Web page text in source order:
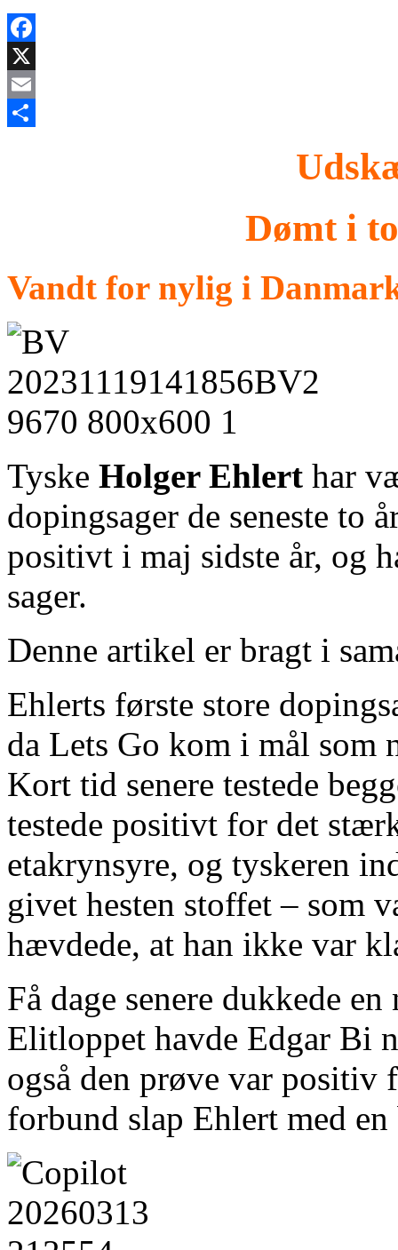
Facebook
X
Email
Dømt i
Vandt for nylig i
Tyske Holger Ehlert har
dopingsager de seneste to
positivt i maj sidste år, og
sager.
Denne artikel er bragt i
Ehlerts første store
da Lets Go kom i mål som
Kort tid senere testede
testede positivt for det
etakrynsyre, og tyskeren
givet hesten stoffet – som
hævdede, at han ikke var
Få dage senere dukkede
Elitloppet havde Edgar Bi
også den prøve var positiv
forbund slap Ehlert med